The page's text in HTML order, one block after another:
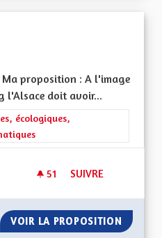
proposition : A l'image
l'Alsace doit avoir...
: Les transitions
écologiques,
51 51 ABONNÉS
SUIVRE
VOIR LA PROPOSITION PISTES